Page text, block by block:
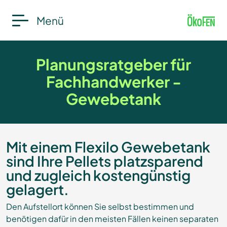
Menü
Planungsratgeber für
Fachhandwerker -
Gewebetank
Mit einem Flexilo Gewebetank
sind Ihre Pellets platzsparend
und zugleich kostengünstig
gelagert.
Den Aufstellort können Sie selbst bestimmen und
benötigen dafür in den meisten Fällen keinen separaten